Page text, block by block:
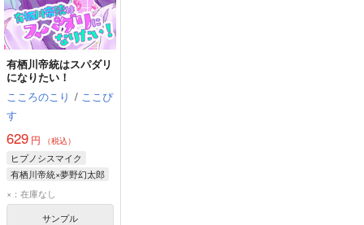
有栖川帝統はスパダリ
になりたい！
こころのこり / ここぴ
す
629 円 （税込）
ヒプノシスマイク
有栖川帝統×夢野幻太郎
有栖川帝統
夢野幻太郎
×：在庫なし
サンプル